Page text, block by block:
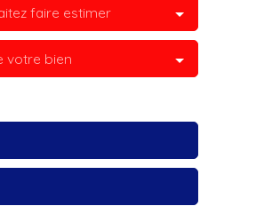
faire estimer
votre bien